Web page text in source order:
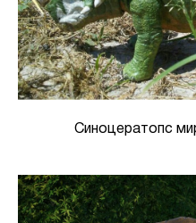
Синоцератопс